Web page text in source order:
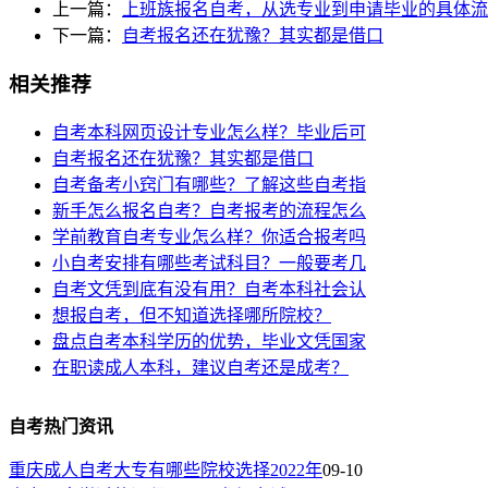
上一篇：
上班族报名自考，从选专业到申请毕业的具体
下一篇：
自考报名还在犹豫？其实都是借口
相关推荐
自考本科网页设计专业怎么样？毕业后可
自考报名还在犹豫？其实都是借口
自考备考小窍门有哪些？了解这些自考指
新手怎么报名自考？自考报考的流程怎么
学前教育自考专业怎么样？你适合报考吗
小自考安排有哪些考试科目？一般要考几
自考文凭到底有没有用？自考本科社会认
想报自考，但不知道选择哪所院校？
盘点自考本科学历的优势，毕业文凭国家
在职读成人本科，建议自考还是成考？
自考热门资讯
重庆成人自考大专有哪些院校选择2022年09-10